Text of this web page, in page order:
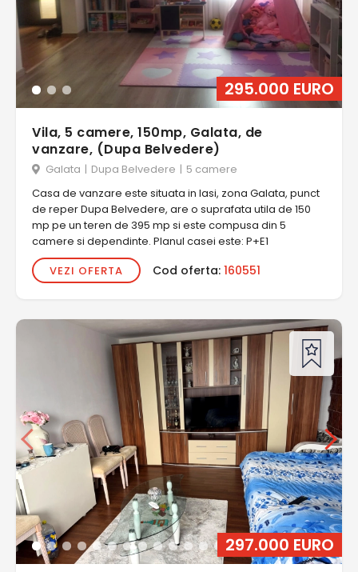
295.000 EURO
Vila, 5 camere, 150mp, Galata, de
vanzare, (Dupa Belvedere)
Galata | Dupa Belvedere | 5 camere
Casa de vanzare este situata in Iasi, zona Galata, punct
de reper Dupa Belvedere, are o suprafata utila de 150
mp pe un teren de 395 mp si este compusa din 5
camere si dependinte. Planul casei este: P+E1
VEZI OFERTA
Cod oferta: 160551
297.000 EURO